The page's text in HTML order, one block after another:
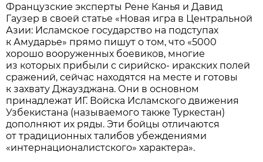
Французские эксперты Рене Канья и Давид
Гаузер в своей статье «Новая игра в Центральной
Азии: Исламское государство на подступах
к Амударье» прямо пишут о том, что «5000
хорошо вооруженных боевиков, многие
из которых прибыли с сирийско- иракских полей
сражений, сейчас находятся на месте и готовы
к захвату Джаузджана. Они в основном
принадлежат ИГ. Войска Исламского движения
Узбекистана (называемого также Туркестан)
дополняют их ряды. Эти бойцы отличаются
от традиционных талибов убеждениями
«интернационалистского» характера».